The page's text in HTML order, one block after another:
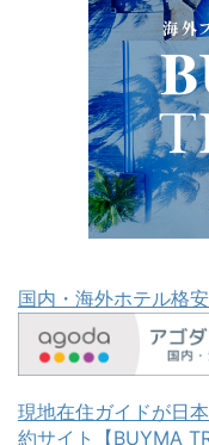
国内・海外ホテル格
現地在住ガイドが日
約サイト【BUYMA